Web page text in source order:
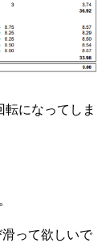
になってしま
って欲しいで